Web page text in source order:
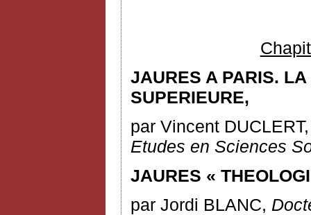
JAURES A PARIS.
SUPERIEURE,
par Vincent
Etudes en Sciences
JAURES «
par Jordi BLANC,